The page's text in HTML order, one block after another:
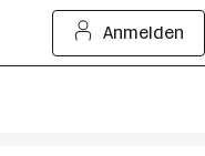
Anmelden